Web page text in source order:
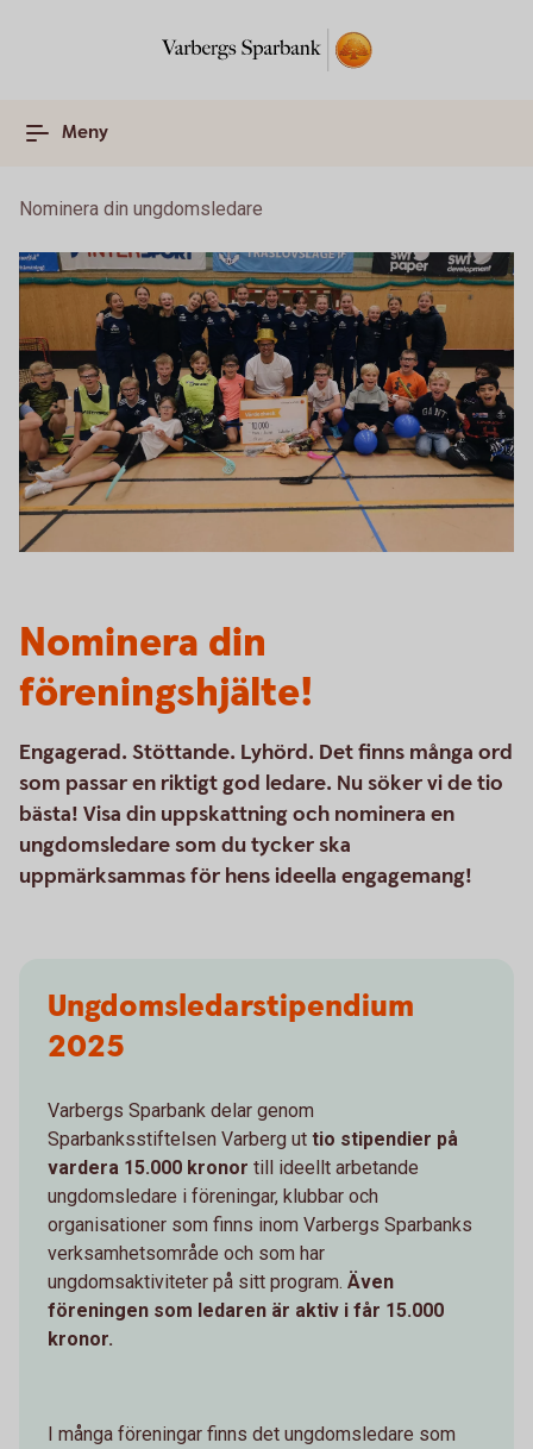
Meny
Nominera din ungdomsledare
Nominera din
föreningshjälte!
Engagerad. Stöttande. Lyhörd. Det finns många ord
som passar en riktigt god ledare. Nu söker vi de tio
bästa! Visa din uppskattning och nominera en
ungdomsledare som du tycker ska
uppmärksammas för hens ideella engagemang!
Ungdomsledarstipendium
2025
Varbergs Sparbank delar genom
Sparbanksstiftelsen Varberg ut tio stipendier på
vardera 15.000 kronor till ideellt arbetande
ungdomsledare i föreningar, klubbar och
organisationer som finns inom Varbergs Sparbanks
verksamhetsområde och som har
ungdomsaktiviteter på sitt program. Även
föreningen som ledaren är aktiv i får 15.000
kronor.
I många föreningar finns det ungdomsledare som